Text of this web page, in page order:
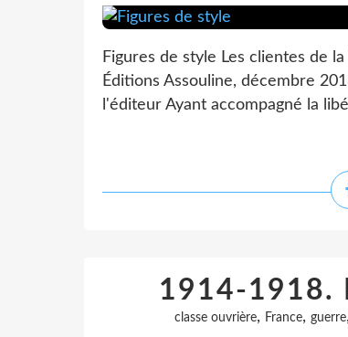
Figures de style Les clientes de
Éditions Assouline, décembre
l'éditeur Ayant accompagné la
1914-1918.
classe ouvrière, France, guerre,